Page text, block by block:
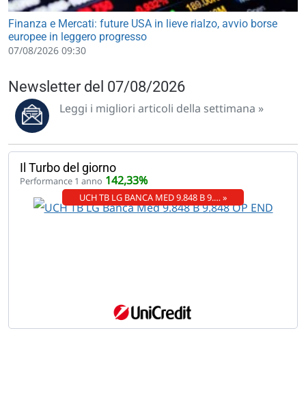
Finanza e Mercati: future USA in lieve rialzo, avvio borse
europee in leggero progresso
07/08/2026 09:30
Newsletter del 07/08/2026
Leggi i migliori articoli della settimana »
Il Turbo del giorno
Performance 1 anno 142,33%
UCH TB LG BANCA MED 9.848 B 9.… »